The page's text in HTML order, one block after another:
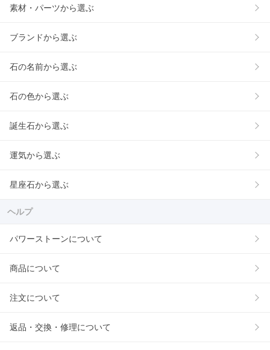
素材・パーツから選ぶ
ブランドから選ぶ
石の名前から選ぶ
石の色から選ぶ
誕生石から選ぶ
運気から選ぶ
星座石から選ぶ
ヘルプ
パワーストーンについて
商品について
注文について
返品・交換・修理について